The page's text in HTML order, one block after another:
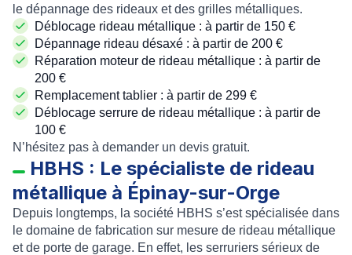
le dépannage des rideaux et des grilles métalliques.
Déblocage rideau métallique : à partir de 150 €
Dépannage rideau désaxé : à partir de 200 €
Réparation moteur de rideau métallique : à partir de
200 €
Remplacement tablier : à partir de 299 €
Déblocage serrure de rideau métallique : à partir de
100 €
N’hésitez pas à demander un devis gratuit.
HBHS : Le spécialiste de rideau
métallique à Épinay-sur-Orge
Depuis longtemps, la société HBHS s’est spécialisée dans
le domaine de fabrication sur mesure de rideau métallique
et de porte de garage. En effet, les serruriers sérieux de